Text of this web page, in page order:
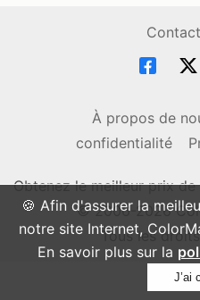
🍪 Afin d'assurer la
notre site Internet,
En savoir plus sur la
J’ai
À propos de
confidentialité
Obtenez le meilleur prix
© 2006-2026
Tous les